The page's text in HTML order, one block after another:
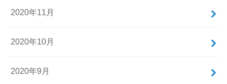
2020年11月
2020年10月
2020年9月